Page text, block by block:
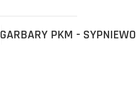
GARBARY PKM - SYPNIEWO